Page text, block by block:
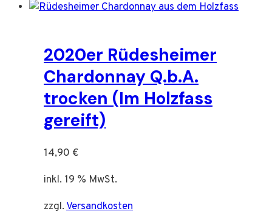
2020er Rüdesheimer
Chardonnay Q.b.A.
trocken (Im Holzfass
gereift)
14,90 €
inkl. 19 % MwSt.
zzgl.Versandkosten